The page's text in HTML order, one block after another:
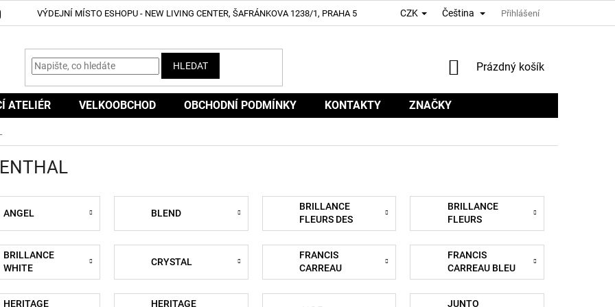
VÝDEJNÍ MÍSTO ESHOPU - NEW LIVING CENTER, ŠAFRÁNKOVA 1238/1, PRAHA 5 CZK Čeština Přihlášení
HLEDAT
NÁKUPNÍ
Prázdný košík
ATELIÉR VELKOOBCHOD OBCHODNÍ PODMÍNKY KONTAKTY ZNAČKY
ANGEL BLEND
BRILLANCE
FLEURS DES
ALPES
BRILLANCE
FLEURS
SAUVAGES
BRILLANCE
WHITE
CRYSTAL
FRANCIS
CARREAU
FRANCIS
CARREAU BLEU
HERITAGE
HERITAGE
JUNTO